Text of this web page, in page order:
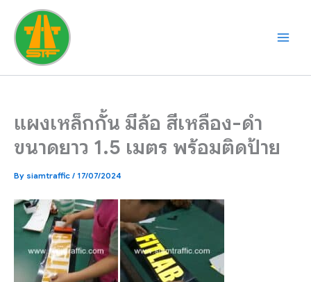
content
แผงเหล็กกั้น มีล้อ สีเหลือง-ดำ
ขนาดยาว 1.5 เมตร พร้อมติดป้าย
By siamtraffic / 17/07/2024